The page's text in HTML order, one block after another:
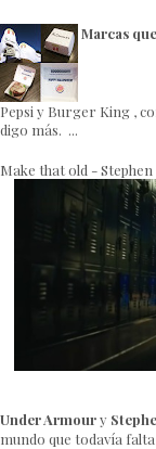
Marcas
Pepsi y Burger King ,
digo más. ...
Make that old -
Under Armoury
mundo que todavía